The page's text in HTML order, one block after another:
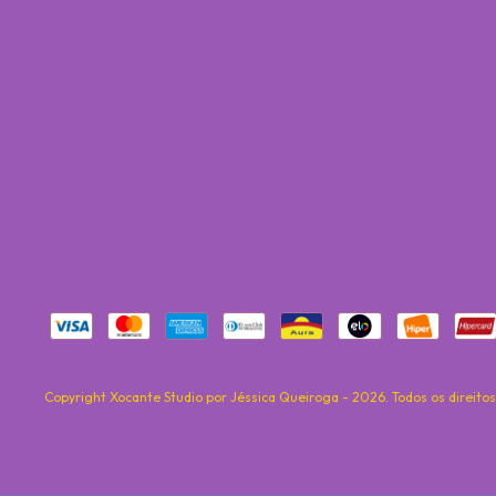
Copyright Xocante Studio por Jéssica Queiroga - 2026. Todos os